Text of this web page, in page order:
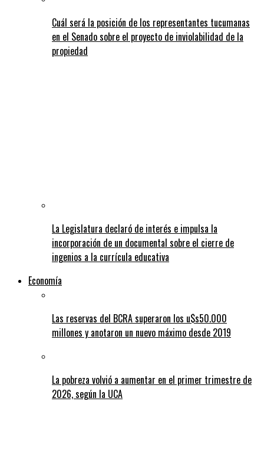
Cuál será la posición de los representantes tucumanas
en el Senado sobre el proyecto de inviolabilidad de la
propiedad
La Legislatura declaró de interés e impulsa la
incorporación de un documental sobre el cierre de
ingenios a la currícula educativa
Economía
Las reservas del BCRA superaron los u$s50.000
millones y anotaron un nuevo máximo desde 2019
La pobreza volvió a aumentar en el primer trimestre de
2026, según la UCA